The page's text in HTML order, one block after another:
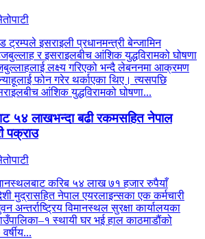
ट्रम्पले इसराइली प्रधानमन्त्री बेन्जामिन
र इसराइलबीच आंशिक युद्धविरामको घोषणा
लक्ष्य गरिएको भन्दै लेबननमा आक्रमण
फोन गरेर थर्काएका थिए। त्यसपछि
आंशिक युद्धविरामको घोषणा...
५४ लाखभन्दा बढी रकमसहित नेपाल
पक्राउ
करिब ५४ लाख ७१ हजार रुपैयाँ
मुद्रासहित नेपाल एयरलाइन्सका एक कर्मचारी
अन्तर्राष्ट्रिय विमानस्थल सुरक्षा कार्यालयका
स्थायी घर भई हाल काठमाडौंको